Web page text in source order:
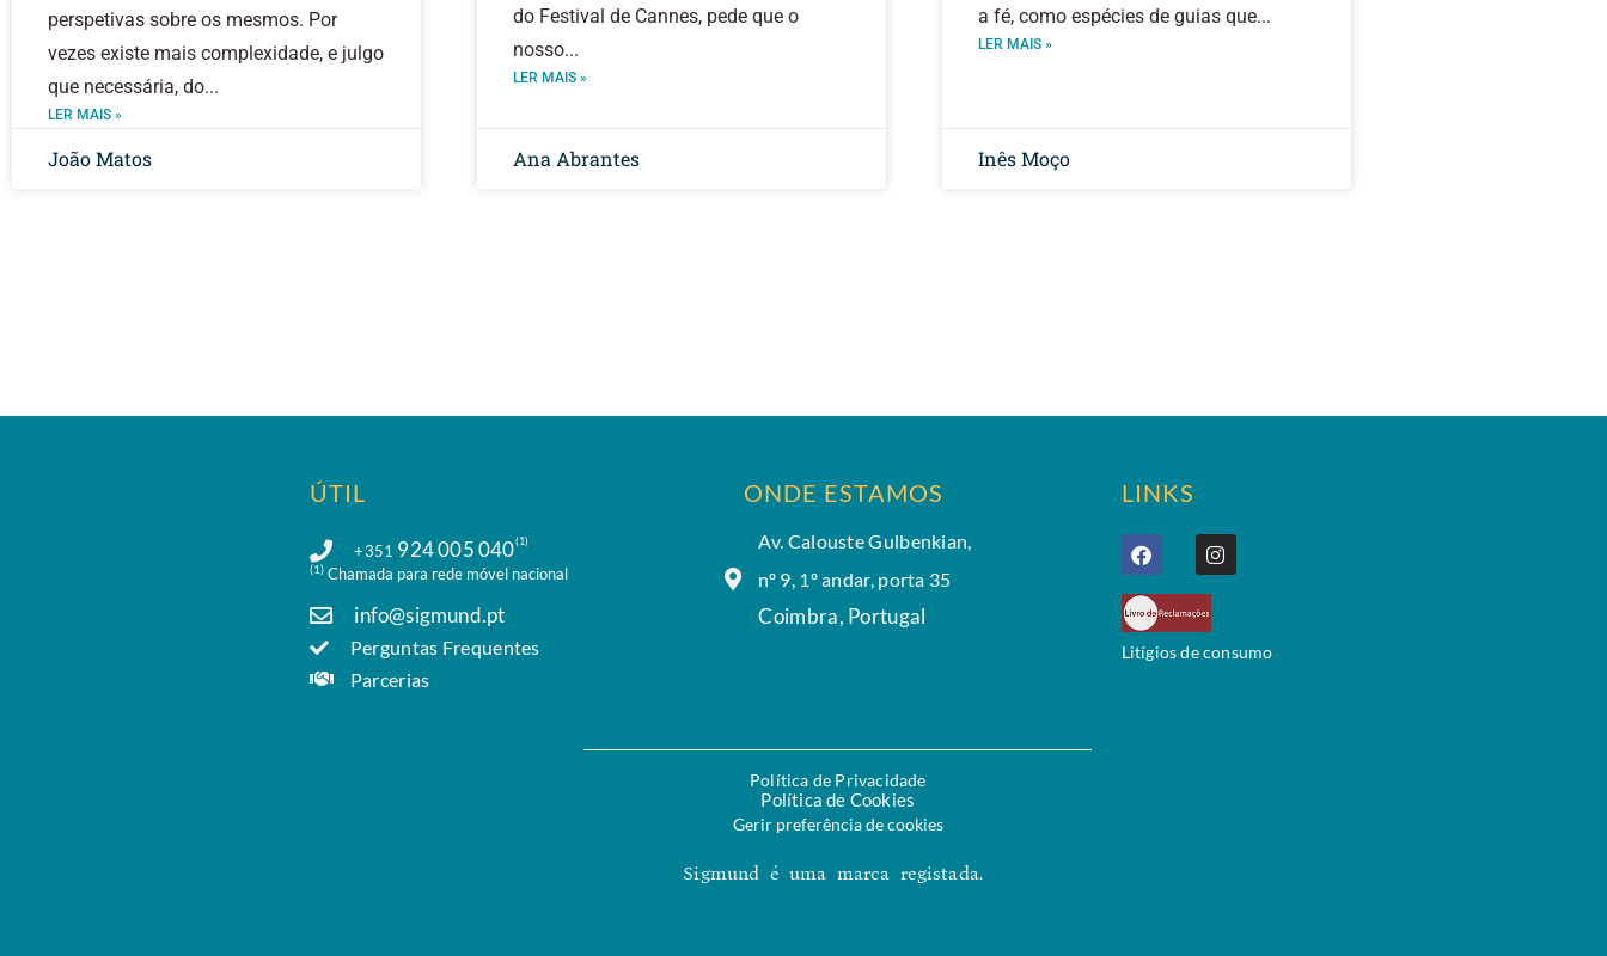
perspetivas sobre os mesmos. Por
vezes existe mais complexidade, e julgo
que necessária, do
LER MAIS »
João Matos
do Festival de Cannes, pede que o
nosso
LER MAIS »
Ana Abrantes
a fé, como espécies de guias que
LER MAIS »
Inês Moço
ÚTIL
+351 924 005 040(1)
(1)Chamada para rede móvel nacional
info@sigmund.pt
Perguntas Frequentes
Parcerias
ONDE ESTAMOS
Av. Calouste Gulbenkian,
nº 9, 1º andar, porta 35
Coimbra, Portugal
LINKS
Litígios de consumo
Política de Privacidade
Política de Cookies
Gerir preferência de cookies
Sigmund é uma marca registada.